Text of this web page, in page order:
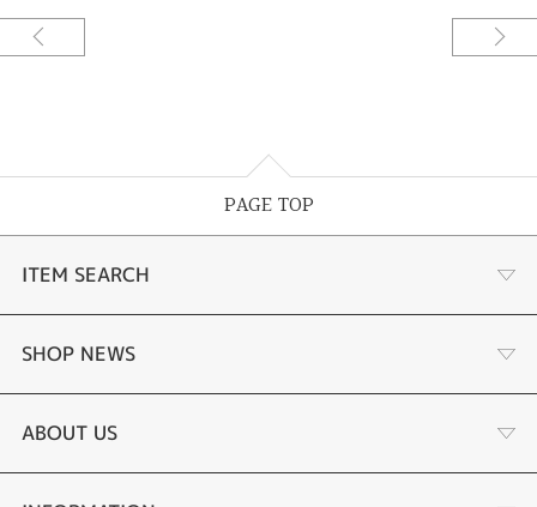
PAGE TOP
ITEM SEARCH
婚約指輪
結婚指輪
SHOP NEWS
サプライズプロポーズ相談室
ABOUT US